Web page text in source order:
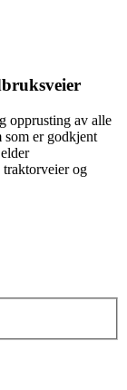
opprusting av alle
som er godkjent
og